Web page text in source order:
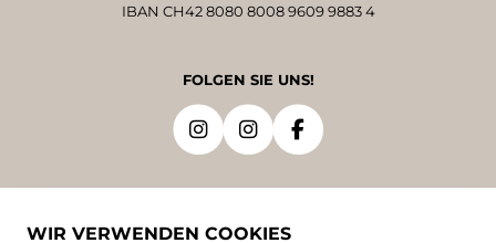
IBAN CH42 8080 8008 9609 9883 4
FOLGEN SIE UNS!
WIR VERWENDEN COOKIES